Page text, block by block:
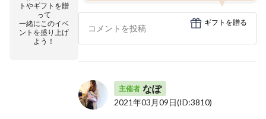
トやギフトを贈
って
一緒にこのイベ
ントを盛り上げ
よう！
ギフトを贈る
主催者 なぽ
2021年03月09日(ID:3810)